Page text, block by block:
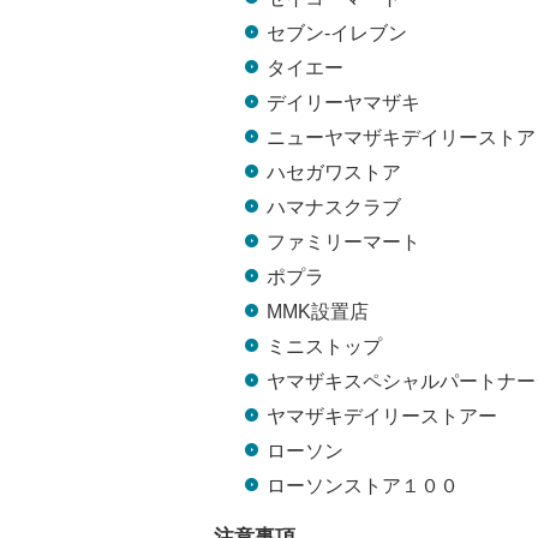
セブン-イレブン
タイエー
デイリーヤマザキ
ニューヤマザキデイリーストア
ハセガワストア
ハマナスクラブ
ファミリーマート
ポプラ
MMK設置店
ミニストップ
ヤマザキスペシャルパートナ
ヤマザキデイリーストアー
ローソン
ローソンストア１００